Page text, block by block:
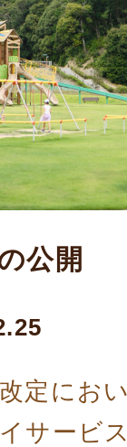
公開
定にお
サービ